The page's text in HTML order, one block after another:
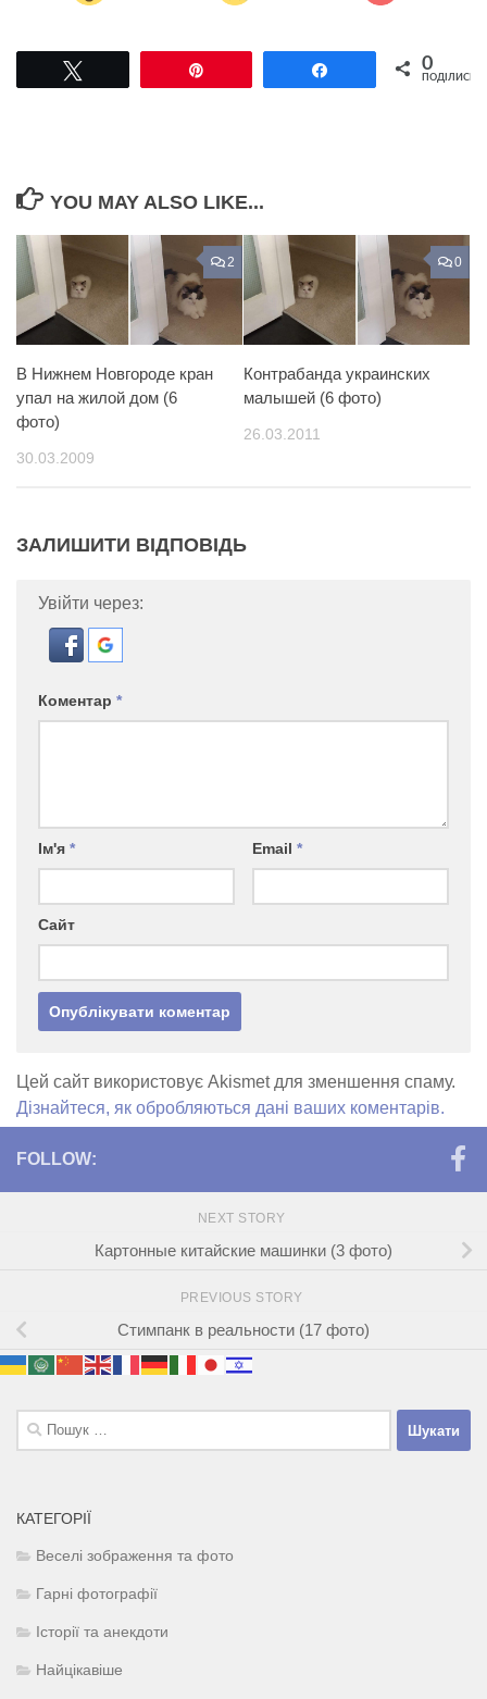
Поділитися0
ПОДІЛИСЬ
YOU MAY ALSO LIKE...
2
В Нижнем Новгороде кран
упал на жилой дом (6
фото)
30.03.2009
0
Контрабанда украинских
малышей (6 фото)
26.03.2011
ЗАЛИШИТИ ВІДПОВІДЬ
Увійти через:
Коментар *
Ім'я * Email *
Сайт
Цей сайт використовує Akismet для зменшення спаму.
Дізнайтеся, як обробляються дані ваших коментарів.
FOLLOW:
NEXT STORY
Картонные китайские машинки (3 фото)
PREVIOUS STORY
Стимпанк в реальности (17 фото)
Пошук:
КАТЕГОРІЇ
Веселі зображення та фото
Гарні фотографії
Історії та анекдоти
Найцікавіше